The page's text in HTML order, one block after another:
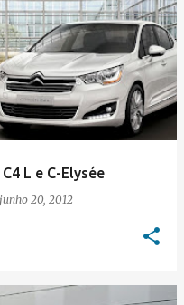
L e C-Elysée
20, 2012